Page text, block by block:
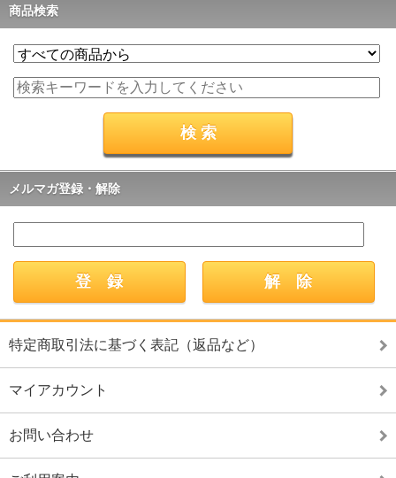
商品検索
メルマガ登録・解除
特定商取引法に基づく表記（返品など）
マイアカウント
お問い合わせ